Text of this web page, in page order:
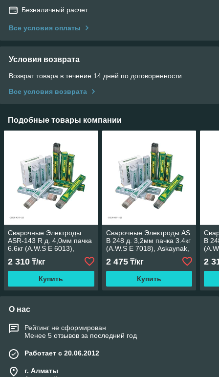
Безналичный расчет
Все условия оплаты
Условия возврата
Возврат товара в течение 14 дней по договоренности
Все условия возврата
Подобные товары компании
Сварочные Электроды
ASR-143 R д. 4,0мм пачка
6.6кг (A.W.S E 6013),
Askaynak, Турция
2 310 ₸/кг
Купить
Сварочные Электроды AS
B 248 д. 3,2мм пачка 3.4кг
(A.W.S E 7018), Askaynak,
2 475₸/кг
Купить
B
2
О нас
Рейтинг не сформирован
Менее 5 отзывов за последний год
Работает с 20.06.2012
г. Алматы